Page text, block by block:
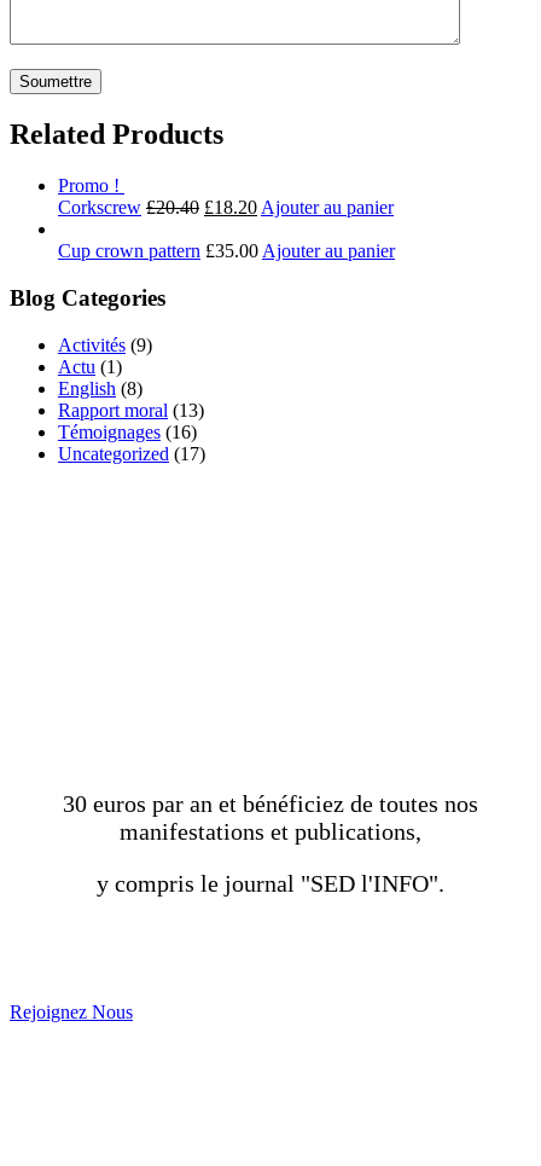
Related Products
Promo !
Corkscrew £20.40 £18.20 Ajouter au panier
Cup crown pattern £35.00 Ajouter au panier
Blog Categories
Activités (9)
Actu (1)
English (8)
Rapport moral (13)
Témoignages (16)
Uncategorized (17)
30 euros par an et bénéficiez de toutes nos
manifestations et publications,
y compris le journal "SED l'INFO".
Rejoignez Nous